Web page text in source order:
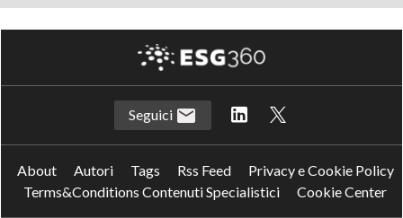
Seguici
About Autori Tags Rss Feed
Privacy e Cookie Policy
Terms&Conditions Contenuti Specialistici
Cookie Center